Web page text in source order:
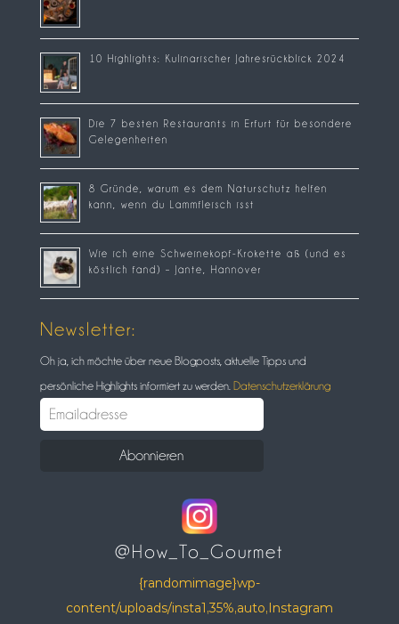
10 Highlights: Kulinarischer Jahresrückblick 2024
Die 7 besten Restaurants in Erfurt für besondere
Gelegenheiten
8 Gründe, warum es dem Naturschutz helfen
kann, wenn du Lammfleisch isst
Wie ich eine Schweinekopf-Krokette aß (und es
köstlich fand) – Jante, Hannover
Newsletter:
Oh ja, ich möchte über neue Blogposts, aktuelle Tipps und
persönliche Highlights informiert zu werden. Datenschutzerklärung
@How_To_Gourmet
{randomimage}wp-
content/uploads/insta1,35%,auto,Instagram